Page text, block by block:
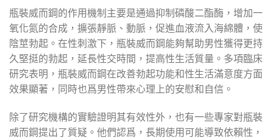
瓶裝威而鋼的作用機制主要是通過抑制磷酸二酯酶，增加一
氧化氮的合成，擴張靜脈、動脈，促進血液流入海綿體，使
陰莖勃起。在性刺激下，瓶裝威而鋼能夠幫助男性獲得更持
久堅挺的勃起，延長性交時間，提高性生活質量。多項臨床
研究表明，瓶裝威而鋼在改善勃起功能和性生活滿意度方面
效果顯著，同時也爲男性帶來心理上的安慰和自信。
除了研究機構的實驗證明其有效性外，也有一些專家對瓶裝
威而鋼提出了質疑。他們認爲，長期使用可能導致依賴性，